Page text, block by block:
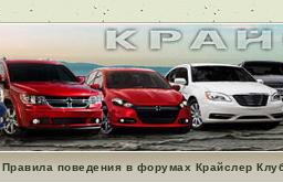
Правила поведения в форумах Крайслер